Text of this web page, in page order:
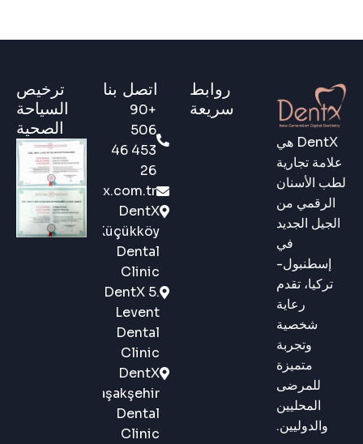
DentX هي
علامة تجارية
لطب الأسنان
الرقمي من
الجيل الجديد
في
إسطنبول-
تركيا، تقدم
رعاية
شخصية
وتجربة
متميزة
للمرضى
المحليين
والدوليين.
روابط
سريعة
اتصل بنا
+90
506
453 46
26
DentX
Küçükköy
Dental
Clinic
DentX 5.
Levent
Dental
Clinic
DentX
Başakşehir
Dental
Clinic
ترخيص
السياحة
الصحية